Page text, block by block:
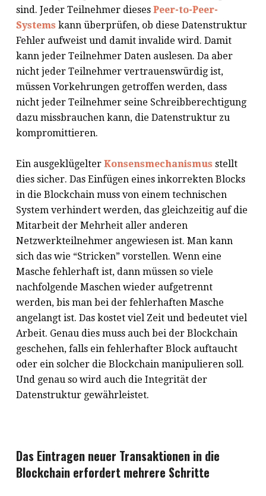
sind. Jeder Teilnehmer dieses Peer-to-Peer-
Systems kann überprüfen, ob diese Datenstruktur
Fehler aufweist und damit invalide wird. Damit
kann jeder Teilnehmer Daten auslesen. Da aber
nicht jeder Teilnehmer vertrauenswürdig ist,
müssen Vorkehrungen getroffen werden, dass
nicht jeder Teilnehmer seine Schreibberechtigung
dazu missbrauchen kann, die Datenstruktur zu
kompromittieren.
Ein ausgeklügelter Konsensmechanismus stellt
dies sicher. Das Einfügen eines inkorrekten Blocks
in die Blockchain muss von einem technischen
System verhindert werden, das gleichzeitig auf die
Mitarbeit der Mehrheit aller anderen
Netzwerkteilnehmer angewiesen ist. Man kann
sich das wie “Stricken” vorstellen. Wenn eine
Masche fehlerhaft ist, dann müssen so viele
nachfolgende Maschen wieder aufgetrennt
werden, bis man bei der fehlerhaften Masche
angelangt ist. Das kostet viel Zeit und bedeutet viel
Arbeit. Genau dies muss auch bei der Blockchain
geschehen, falls ein fehlerhafter Block auftaucht
oder ein solcher die Blockchain manipulieren soll.
Und genau so wird auch die Integrität der
Datenstruktur gewährleistet.
Das Eintragen neuer Transaktionen in die
Blockchain erfordert mehrere Schritte